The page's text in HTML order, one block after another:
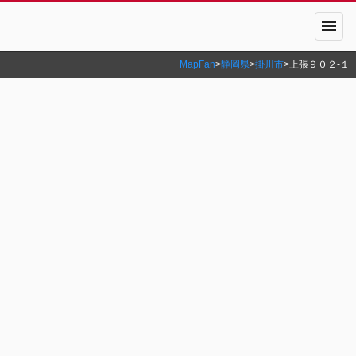
menu
MapFan>静岡県>掛川市>上張９０２‐１